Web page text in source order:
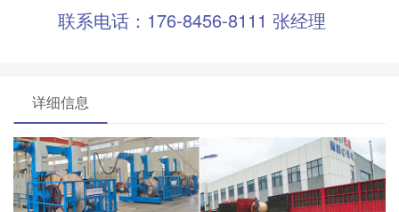
联系电话：176-8456-8111 张经理
详细信息